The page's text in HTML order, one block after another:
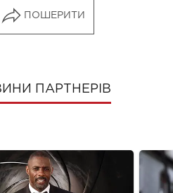
ПОШЕРИТИ
ПАРТНЕРІВ